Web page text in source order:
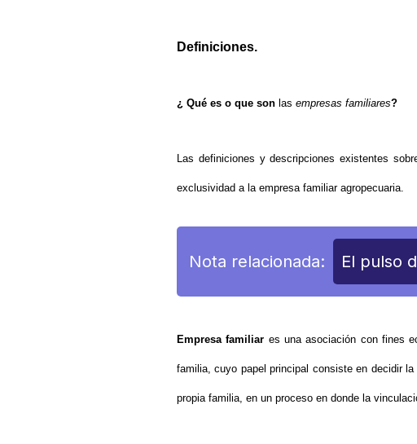
Definiciones.
¿ Qué es o que son las empresas familiares?
Las definiciones y descripciones existentes
exclusividad a la empresa familiar agropecuaria.
Nota relacionada: El pulso
Empresa familiar es una asociación con fines
familia, cuyo papel principal consiste en decidir
propia familia, en un proceso en donde la